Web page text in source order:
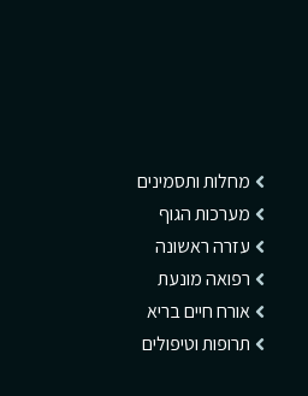
מחלות ותסמינים
מערכות הגוף
עזרה ראשונה
רפואה מונעת
אורח חיים בריא
תרופות וטיפולים